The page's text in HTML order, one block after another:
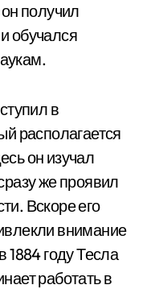
получил
обучался
в
располагается
он изучал
же проявил
Вскоре его
внимание
1884 году Тесла
работать в